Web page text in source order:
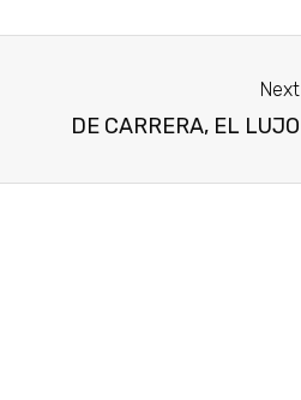
Next
DE CARRERA, EL LUJO